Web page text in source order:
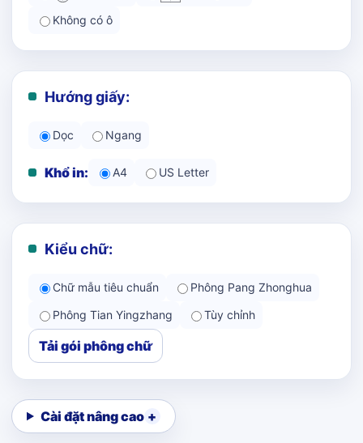
Không có ô
Hướng giấy:
Dọc Ngang
Khổ in: A4 US Letter
Kiểu chữ:
Chữ mẫu tiêu chuẩn
Phông Pang Zhonghua
Phông Tian Yingzhang
Tùy chỉnh
Tải gói phông chữ
Cài đặt nâng cao